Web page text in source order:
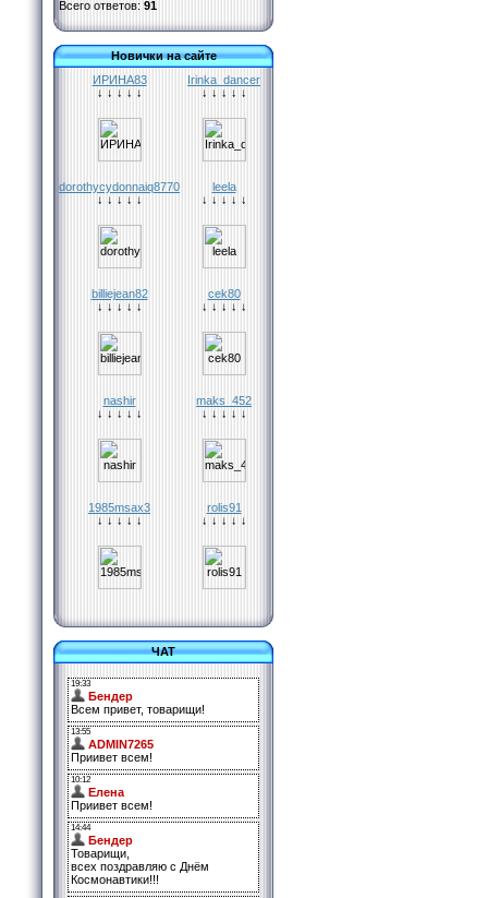
Всего ответов: 91
Новички на сайте
ИРИНА83
↓ ↓ ↓ ↓ ↓
Irinka_dancer
↓ ↓ ↓ ↓ ↓
dorothycydonnaiq8770
↓ ↓ ↓ ↓ ↓
leela
↓ ↓ ↓ ↓ ↓
billiejean82
↓ ↓ ↓ ↓ ↓
cek80
↓ ↓ ↓ ↓ ↓
nashir
↓ ↓ ↓ ↓ ↓
maks_452
↓ ↓ ↓ ↓ ↓
1985msax3
↓ ↓ ↓ ↓ ↓
rolis91
↓ ↓ ↓ ↓ ↓
ЧАТ